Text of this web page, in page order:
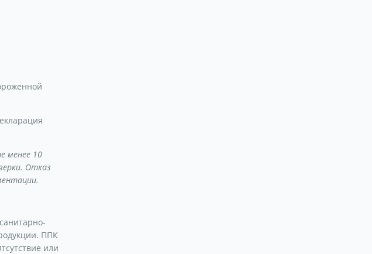
менее 10
Отказ
ППК
или